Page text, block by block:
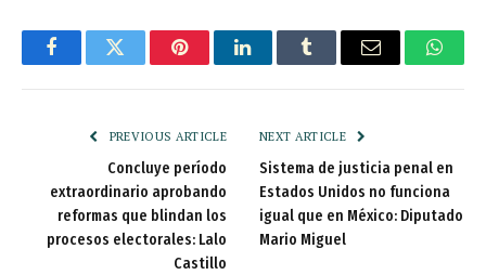
FacebookTwitter PinterestLinkedInTumblr Email
PREVIOUS ARTICLE
Concluye período
extraordinario aprobando
reformas que blindan los
procesos electorales: Lalo
Castillo
NEXT ARTICLE
Sistema de justicia penal en
Estados Unidos no funciona
igual que en México: Diputado
Mario Miguel